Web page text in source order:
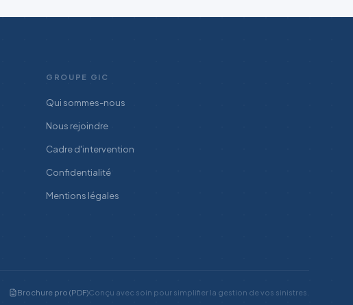
GROUPE GIC
Qui sommes-nous
Nous rejoindre
Cadre d'intervention
Confidentialité
Mentions légales
Brochure pro (PDF)Conçu avec soin pour simplifier la gestion de vos sinistres.